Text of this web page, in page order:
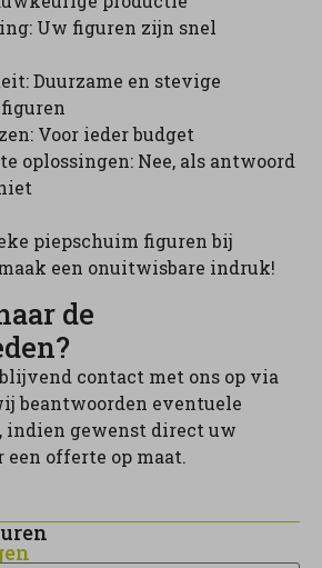
Uw figuren zijn snel
Duurzame en stevige
Voor ieder budget
oplossingen: Nee, als antwoord
piepschuim figuren bij
een onuitwisbare indruk!
de
contact met ons op via
beantwoorden eventuele
indien gewenst direct uw
een offerte op maat.